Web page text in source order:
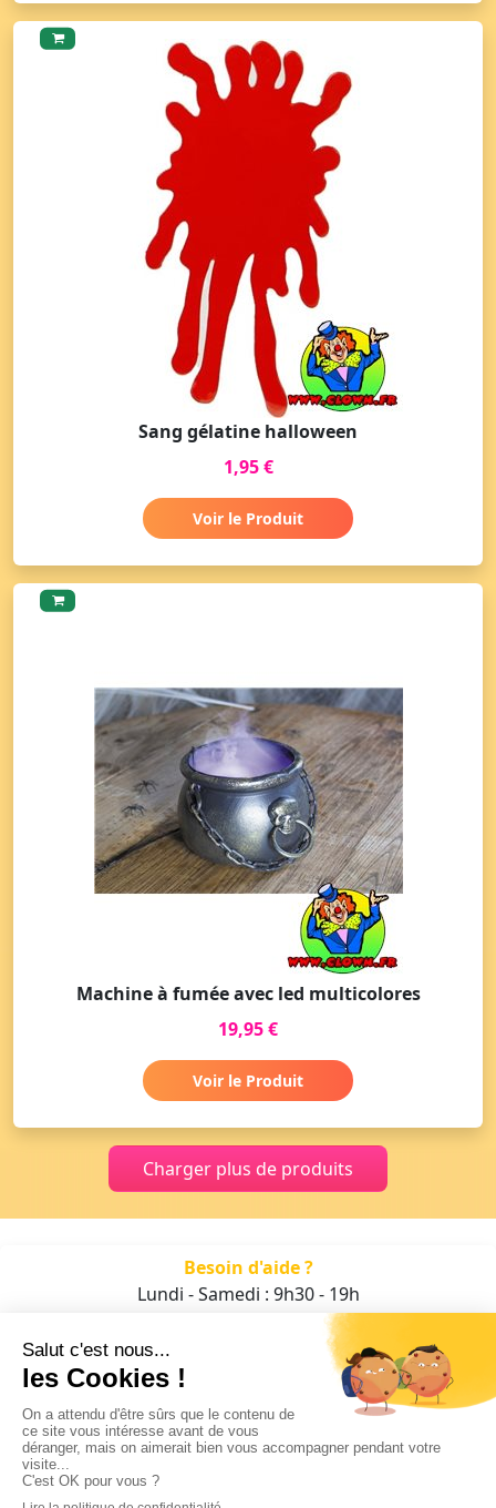
Sang gélatine halloween
1,95 €
Voir le Produit
Machine à fumée avec led multicolores
19,95 €
Voir le Produit
Charger plus de produits
Besoin d'aide ?
Lundi - Samedi : 9h30 - 19h